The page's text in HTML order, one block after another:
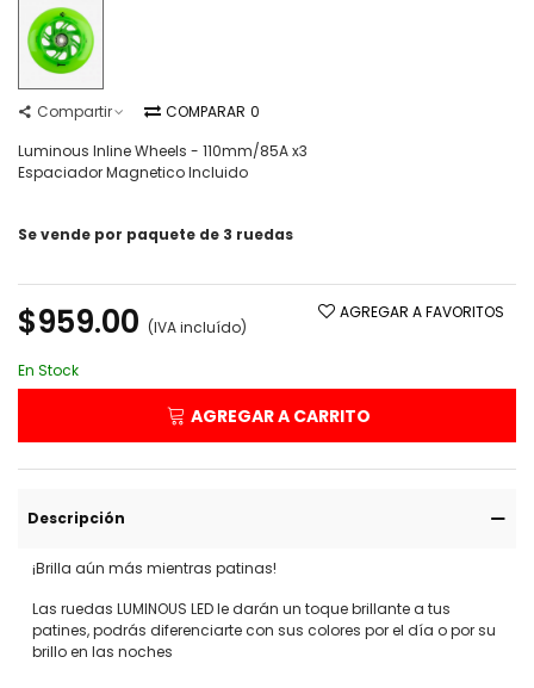
Compartir COMPARAR 0
Luminous Inline Wheels - 110mm/85A x3
Espaciador Magnetico Incluido
Se vende por paquete de 3 ruedas
$959.00 (IVA incluído)
AGREGAR A FAVORITOS
En Stock
AGREGAR A CARRITO
Descripción
¡Brilla aún más mientras patinas!
Las ruedas LUMINOUS LED le darán un toque brillante a tus
patines, podrás diferenciarte con sus colores por el día o por su
brillo en las noches